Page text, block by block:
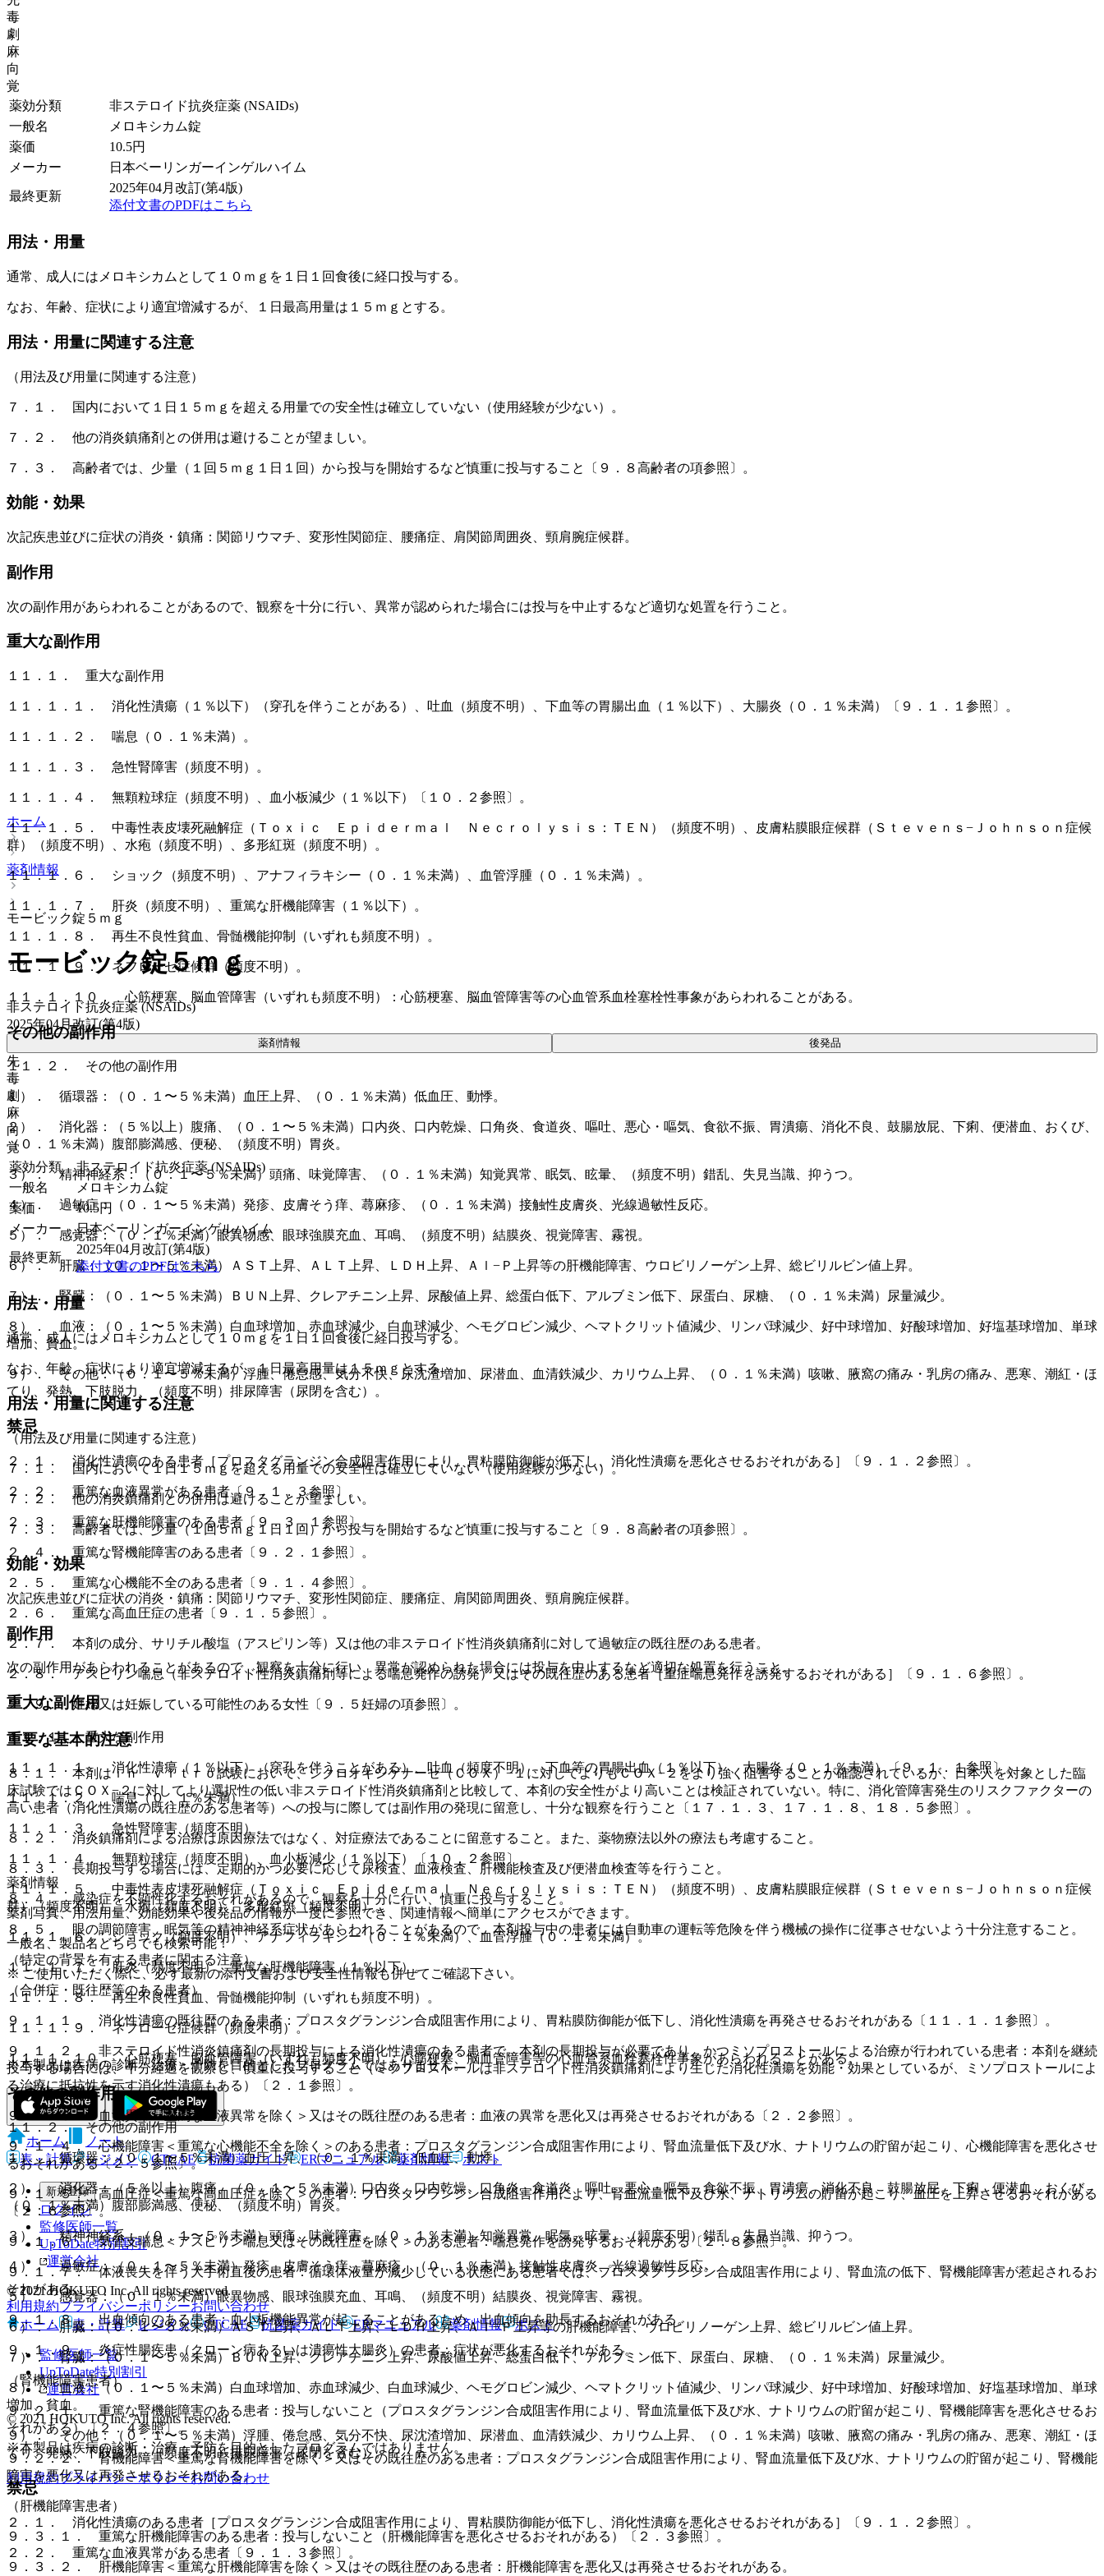
毒
劇
麻
向
覚
薬効分類
非ステロイド抗炎症薬 (NSAIDs)
一般名
メロキシカム錠
薬価
10.5円
メーカー
日本ベーリンガーインゲルハイム
最終更新
2025年04月改訂(第4版)
添付文書のPDFはこちら
用法・用量
通常、成人にはメロキシカムとして１０ｍｇを１日１回食後に経口投与する。
なお、年齢、症状により適宜増減するが、１日最高用量は１５ｍｇとする。
用法・用量に関連する注意
（用法及び用量に関連する注意）
７．１． 国内において１日１５ｍｇを超える用量での安全性は確立していない（使用経験が少ない）。
７．２． 他の消炎鎮痛剤との併用は避けることが望ましい。
７．３． 高齢者では、少量（１回５ｍｇ１日１回）から投与を開始するなど慎重に投与すること〔９．８高齢者の項参照〕。
効能・効果
次記疾患並びに症状の消炎・鎮痛：関節リウマチ、変形性関節症、腰痛症、肩関節周囲炎、頸肩腕症候群。
副作用
次の副作用があらわれることがあるので、観察を十分に行い、異常が認められた場合には投与を中止するなど適切な処置を行うこと。
重大な副作用
１１．１． 重大な副作用
１１．１．１． 消化性潰瘍（１％以下）（穿孔を伴うことがある）、吐血（頻度不明）、下血等の胃腸出血（１％以下）、大腸炎（０．１％未満）〔９．１．１参照〕。
１１．１．２． 喘息（０．１％未満）。
１１．１．３． 急性腎障害（頻度不明）。
１１．１．４． 無顆粒球症（頻度不明）、血小板減少（１％以下）〔１０．２参照〕。
１１．１．５． 中毒性表皮壊死融解症（Ｔｏｘｉｃ Ｅｐｉｄｅｒｍａｌ Ｎｅｃｒｏｌｙｓｉｓ：ＴＥＮ）（頻度不明）、皮膚粘膜眼症候群（Ｓｔｅｖｅｎｓ−Ｊｏｈｎｓｏｎ症候
群）（頻度不明）、水疱（頻度不明）、多形紅斑（頻度不明）。
１１．１．６． ショック（頻度不明）、アナフィラキシー（０．１％未満）、血管浮腫（０．１％未満）。
１１．１．７． 肝炎（頻度不明）、重篤な肝機能障害（１％以下）。
１１．１．８． 再生不良性貧血、骨髄機能抑制（いずれも頻度不明）。
１１．１．９． ネフローゼ症候群（頻度不明）。
１１．１．１０． 心筋梗塞、脳血管障害（いずれも頻度不明）：心筋梗塞、脳血管障害等の心血管系血栓塞栓性事象があらわれることがある。
その他の副作用
１１．２． その他の副作用
１）． 循環器：（０．１〜５％未満）血圧上昇、（０．１％未満）低血圧、動悸。
２）． 消化器：（５％以上）腹痛、（０．１〜５％未満）口内炎、口内乾燥、口角炎、食道炎、嘔吐、悪心・嘔気、食欲不振、胃潰瘍、消化不良、鼓腸放屁、下痢、便潜血、おくび、
（０．１％未満）腹部膨満感、便秘、（頻度不明）胃炎。
３）． 精神神経系：（０．１〜５％未満）頭痛、味覚障害、（０．１％未満）知覚異常、眠気、眩暈、（頻度不明）錯乱、失見当識、抑うつ。
４）． 過敏症：（０．１〜５％未満）発疹、皮膚そう痒、蕁麻疹、（０．１％未満）接触性皮膚炎、光線過敏性反応。
５）． 感覚器：（０．１％未満）眼異物感、眼球強膜充血、耳鳴、（頻度不明）結膜炎、視覚障害、霧視。
６）． 肝臓：（０．１〜５％未満）ＡＳＴ上昇、ＡＬＴ上昇、ＬＤＨ上昇、Ａｌ−Ｐ上昇等の肝機能障害、ウロビリノーゲン上昇、総ビリルビン値上昇。
７）． 腎臓：（０．１〜５％未満）ＢＵＮ上昇、クレアチニン上昇、尿酸値上昇、総蛋白低下、アルブミン低下、尿蛋白、尿糖、（０．１％未満）尿量減少。
８）． 血液：（０．１〜５％未満）白血球増加、赤血球減少、白血球減少、ヘモグロビン減少、ヘマトクリット値減少、リンパ球減少、好中球増加、好酸球増加、好塩基球増加、単球
増加、貧血。
９）． その他：（０．１〜５％未満）浮腫、倦怠感、気分不快、尿沈渣増加、尿潜血、血清鉄減少、カリウム上昇、（０．１％未満）咳嗽、腋窩の痛み・乳房の痛み、悪寒、潮紅・ほ
てり、発熱、下肢脱力、（頻度不明）排尿障害（尿閉を含む）。
禁忌
２．１． 消化性潰瘍のある患者［プロスタグランジン合成阻害作用により、胃粘膜防御能が低下し、消化性潰瘍を悪化させるおそれがある］〔９．１．２参照〕。
２．２． 重篤な血液異常がある患者〔９．１．３参照〕。
２．３． 重篤な肝機能障害のある患者〔９．３．１参照〕。
２．４． 重篤な腎機能障害のある患者〔９．２．１参照〕。
２．５． 重篤な心機能不全のある患者〔９．１．４参照〕。
２．６． 重篤な高血圧症の患者〔９．１．５参照〕。
２．７． 本剤の成分、サリチル酸塩（アスピリン等）又は他の非ステロイド性消炎鎮痛剤に対して過敏症の既往歴のある患者。
２．８． アスピリン喘息（非ステロイド性消炎鎮痛剤等による喘息発作の誘発）又はその既往歴のある患者［重症喘息発作を誘発するおそれがある］〔９．１．６参照〕。
２．９． 妊婦又は妊娠している可能性のある女性〔９．５妊婦の項参照〕。
重要な基本的注意
８．１． 本剤はｉｎ ｖｉｔｒｏ試験において、シクロオキシゲナーゼ（ＣＯＸ）−１に対してよりもＣＯＸ−２をより強く阻害することが確認されているが、日本人を対象とした臨
床試験ではＣＯＸ−２に対してより選択性の低い非ステロイド性消炎鎮痛剤と比較して、本剤の安全性がより高いことは検証されていない。特に、消化管障害発生のリスクファクターの
高い患者（消化性潰瘍の既往歴のある患者等）への投与に際しては副作用の発現に留意し、十分な観察を行うこと〔１７．１．３、１７．１．８、１８．５参照〕。
８．２． 消炎鎮痛剤による治療は原因療法ではなく、対症療法であることに留意すること。また、薬物療法以外の療法も考慮すること。
８．３． 長期投与する場合には、定期的かつ必要に応じて尿検査、血液検査、肝機能検査及び便潜血検査等を行うこと。
８．４． 感染症を不顕性化するおそれがあるので、観察を十分に行い、慎重に投与すること。
８．５． 眼の調節障害、眠気等の精神神経系症状があらわれることがあるので、本剤投与中の患者には自動車の運転等危険を伴う機械の操作に従事させないよう十分注意すること。
（特定の背景を有する患者に関する注意）
（合併症・既往歴等のある患者）
９．１．１． 消化性潰瘍の既往歴のある患者：プロスタグランジン合成阻害作用により、胃粘膜防御能が低下し、消化性潰瘍を再発させるおそれがある〔１１．１．１参照〕。
９．１．２． 非ステロイド性消炎鎮痛剤の長期投与による消化性潰瘍のある患者で、本剤の長期投与が必要であり、かつミソプロストールによる治療が行われている患者：本剤を継続
投与する場合には、十分経過を観察し、慎重に投与すること（ミソプロストールは非ステロイド性消炎鎮痛剤により生じた消化性潰瘍を効能・効果としているが、ミソプロストールによ
る治療に抵抗性を示す消化性潰瘍もある）〔２．１参照〕。
９．１．３． 血液異常＜重篤な血液異常を除く＞又はその既往歴のある患者：血液の異常を悪化又は再発させるおそれがある〔２．２参照〕。
９．１．４． 心機能障害＜重篤な心機能不全を除く＞のある患者：プロスタグランジン合成阻害作用により、腎血流量低下及び水、ナトリウムの貯留が起こり、心機能障害を悪化させ
るおそれがある〔２．５参照〕。
９．１．５． 高血圧症＜重篤な高血圧症を除く＞の患者：プロスタグランジン合成阻害作用により、腎血流量低下及び水、ナトリウムの貯留が起こり、血圧を上昇させるおそれがある
〔２．６参照〕。
９．１．６． 気管支喘息＜アスピリン喘息又はその既往歴を除く＞のある患者：喘息発作を誘発するおそれがある〔２．８参照〕。
９．１．７． 体液喪失を伴う大手術直後の患者：循環体液量が減少している状態にある患者では、プロスタグランジン合成阻害作用により、腎血流の低下、腎機能障害が惹起されるお
それがある。
９．１．８． 出血傾向のある患者：血小板機能異常が起こることがあるため、出血傾向を助長するおそれがある。
９．１．９． 炎症性腸疾患（クローン病あるいは潰瘍性大腸炎）の患者：症状が悪化するおそれがある。
（腎機能障害患者）
９．２．１． 重篤な腎機能障害のある患者：投与しないこと（プロスタグランジン合成阻害作用により、腎血流量低下及び水、ナトリウムの貯留が起こり、腎機能障害を悪化させるお
それがある）〔２．４参照〕。
９．２．２． 腎機能障害＜重篤な腎機能障害を除く＞又はその既往歴のある患者：プロスタグランジン合成阻害作用により、腎血流量低下及び水、ナトリウムの貯留が起こり、腎機能
障害を悪化又は再発させるおそれがある。
（肝機能障害患者）
９．３．１． 重篤な肝機能障害のある患者：投与しないこと（肝機能障害を悪化させるおそれがある）〔２．３参照〕。
９．３．２． 肝機能障害＜重篤な肝機能障害を除く＞又はその既往歴のある患者：肝機能障害を悪化又は再発させるおそれがある。
ホーム
薬剤情報
モービック錠５ｍｇ
モービック錠５ｍｇ
非ステロイド抗炎症薬 (NSAIDs)
2025年04月改訂(第4版)
薬剤情報 後発品
先
毒
劇
麻
向
覚
薬効分類
非ステロイド抗炎症薬 (NSAIDs)
一般名
メロキシカム錠
薬価
10.5円
メーカー
日本ベーリンガーインゲルハイム
最終更新
2025年04月改訂(第4版)
添付文書のPDFはこちら
用法・用量
通常、成人にはメロキシカムとして１０ｍｇを１日１回食後に経口投与する。
なお、年齢、症状により適宜増減するが、１日最高用量は１５ｍｇとする。
用法・用量に関連する注意
（用法及び用量に関連する注意）
７．１． 国内において１日１５ｍｇを超える用量での安全性は確立していない（使用経験が少ない）。
７．２． 他の消炎鎮痛剤との併用は避けることが望ましい。
７．３． 高齢者では、少量（１回５ｍｇ１日１回）から投与を開始するなど慎重に投与すること〔９．８高齢者の項参照〕。
効能・効果
次記疾患並びに症状の消炎・鎮痛：関節リウマチ、変形性関節症、腰痛症、肩関節周囲炎、頸肩腕症候群。
副作用
次の副作用があらわれることがあるので、観察を十分に行い、異常が認められた場合には投与を中止するなど適切な処置を行うこと。
重大な副作用
１１．１． 重大な副作用
１１．１．１． 消化性潰瘍（１％以下）（穿孔を伴うことがある）、吐血（頻度不明）、下血等の胃腸出血（１％以下）、大腸炎（０．１％未満）〔９．１．１参照〕。
１１．１．２． 喘息（０．１％未満）。
１１．１．３． 急性腎障害（頻度不明）。
１１．１．４． 無顆粒球症（頻度不明）、血小板減少（１％以下）〔１０．２参照〕。
１１．１．５． 中毒性表皮壊死融解症（Ｔｏｘｉｃ Ｅｐｉｄｅｒｍａｌ Ｎｅｃｒｏｌｙｓｉｓ：ＴＥＮ）（頻度不明）、皮膚粘膜眼症候群（Ｓｔｅｖｅｎｓ−Ｊｏｈｎｓｏｎ症候
群）（頻度不明）、水疱（頻度不明）、多形紅斑（頻度不明）。
１１．１．６． ショック（頻度不明）、アナフィラキシー（０．１％未満）、血管浮腫（０．１％未満）。
１１．１．７． 肝炎（頻度不明）、重篤な肝機能障害（１％以下）。
１１．１．８． 再生不良性貧血、骨髄機能抑制（いずれも頻度不明）。
１１．１．９． ネフローゼ症候群（頻度不明）。
１１．１．１０． 心筋梗塞、脳血管障害（いずれも頻度不明）：心筋梗塞、脳血管障害等の心血管系血栓塞栓性事象があらわれることがある。
その他の副作用
１１．２． その他の副作用
１）． 循環器：（０．１〜５％未満）血圧上昇、（０．１％未満）低血圧、動悸。
２）． 消化器：（５％以上）腹痛、（０．１〜５％未満）口内炎、口内乾燥、口角炎、食道炎、嘔吐、悪心・嘔気、食欲不振、胃潰瘍、消化不良、鼓腸放屁、下痢、便潜血、おくび、
（０．１％未満）腹部膨満感、便秘、（頻度不明）胃炎。
３）． 精神神経系：（０．１〜５％未満）頭痛、味覚障害、（０．１％未満）知覚異常、眠気、眩暈、（頻度不明）錯乱、失見当識、抑うつ。
４）． 過敏症：（０．１〜５％未満）発疹、皮膚そう痒、蕁麻疹、（０．１％未満）接触性皮膚炎、光線過敏性反応。
５）． 感覚器：（０．１％未満）眼異物感、眼球強膜充血、耳鳴、（頻度不明）結膜炎、視覚障害、霧視。
６）． 肝臓：（０．１〜５％未満）ＡＳＴ上昇、ＡＬＴ上昇、ＬＤＨ上昇、Ａｌ−Ｐ上昇等の肝機能障害、ウロビリノーゲン上昇、総ビリルビン値上昇。
７）． 腎臓：（０．１〜５％未満）ＢＵＮ上昇、クレアチニン上昇、尿酸値上昇、総蛋白低下、アルブミン低下、尿蛋白、尿糖、（０．１％未満）尿量減少。
８）． 血液：（０．１〜５％未満）白血球増加、赤血球減少、白血球減少、ヘモグロビン減少、ヘマトクリット値減少、リンパ球減少、好中球増加、好酸球増加、好塩基球増加、単球
増加、貧血。
９）． その他：（０．１〜５％未満）浮腫、倦怠感、気分不快、尿沈渣増加、尿潜血、血清鉄減少、カリウム上昇、（０．１％未満）咳嗽、腋窩の痛み・乳房の痛み、悪寒、潮紅・ほ
てり、発熱、下肢脱力、（頻度不明）排尿障害（尿閉を含む）。
禁忌
２．１． 消化性潰瘍のある患者［プロスタグランジン合成阻害作用により、胃粘膜防御能が低下し、消化性潰瘍を悪化させるおそれがある］〔９．１．２参照〕。
２．２． 重篤な血液異常がある患者〔９．１．３参照〕。
薬剤情報
薬剤写真、用法用量、効能効果や後発品の情報が一度に参照でき、関連情報へ簡単にアクセスができます。
一般名、製品名どちらでも検索可能！
※ ご使用いただく際に、必ず最新の添付文書および安全性情報も併せてご確認下さい。
※本製品は疾病の診断・治療・予防を目的としたプログラムではありません。
ホーム
ノート
表・計算
レジメン CTCAE 抗菌薬ガイド ERマニュアル 薬剤情報 ポスト
新規登録
ログイン
監修医師一覧
UpToDate特別割引
運営会社
© 2021 HOKUTO Inc. All rights reserved.
利用規約プライバシーポリシーお問い合わせ
ホーム
表・計算 レジメン CTCAE 抗菌薬ガイド ERマニュアル 薬剤情報 ポスト
監修医師一覧
UpToDate特別割引
運営会社
© 2021 HOKUTO Inc. All rights reserved.
※本製品は疾病の診断・治療・予防を目的としたプログラムではありません。
利用規約プライバシーポリシーお問い合わせ